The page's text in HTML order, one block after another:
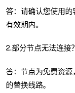
答：请确认您使用
有效期内。
2.部分节点无法连接？
答：节点为免费资
的替换线路。